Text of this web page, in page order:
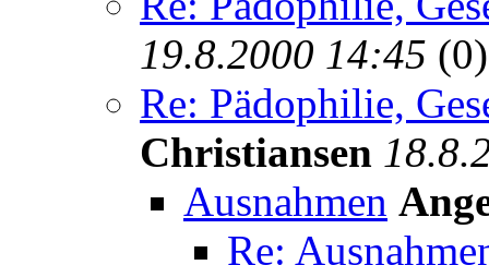
19.8.2000 14:45 (0)
Re: Pädophilie,
Christiansen
Ausnahmen
Re: